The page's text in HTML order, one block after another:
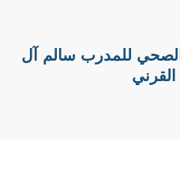
للمدرب سالم آل